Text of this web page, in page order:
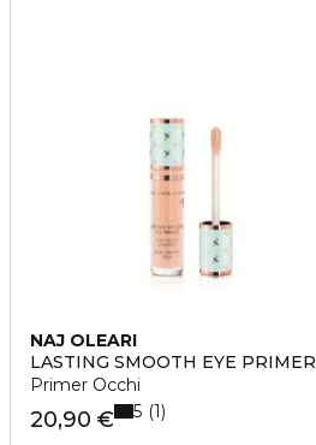
NAJ OLEARI
LASTING SMOOTH EYE PRIMER
Primer Occhi
20,90 € 5 1